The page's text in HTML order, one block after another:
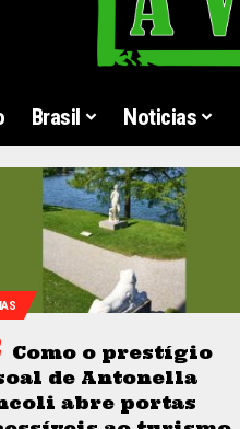
Brasil Noticias
Como o prestígio
de Antonella
abre portas